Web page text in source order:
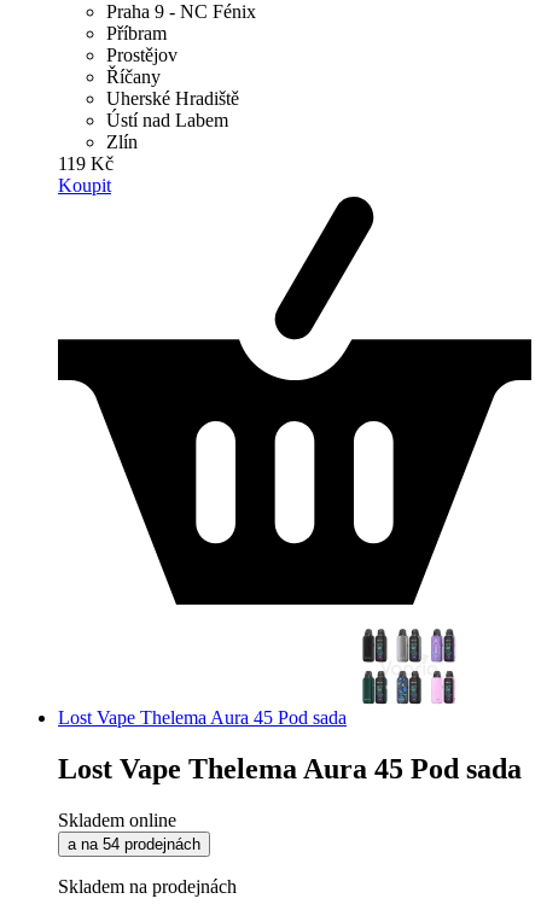
Praha 9 - NC Fénix
Příbram
Prostějov
Říčany
Uherské Hradiště
Ústí nad Labem
Zlín
119 Kč
Koupit
Lost Vape Thelema Aura 45 Pod sada
Lost Vape Thelema Aura 45 Pod sada
Skladem online
a na 54 prodejnách
Skladem na prodejnách